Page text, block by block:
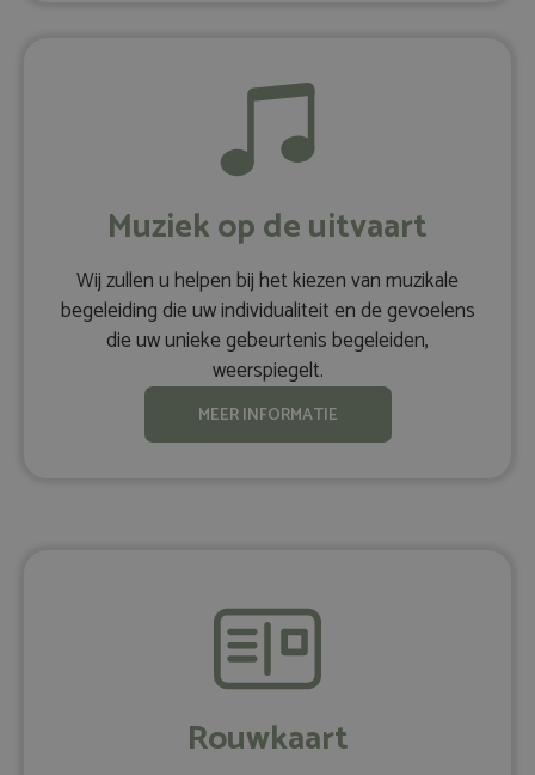
Muziek op de uitvaart
Wij zullen u helpen bij het kiezen van muzikale
begeleiding die uw individualiteit en de gevoelens
die uw unieke gebeurtenis begeleiden,
weerspiegelt.
MEER INFORMATIE
Rouwkaart